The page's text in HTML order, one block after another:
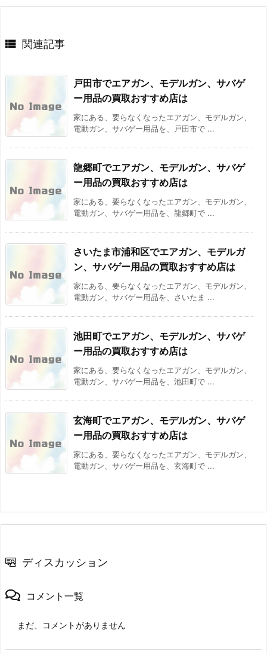
 関連記事
戸田市でエアガン、モデルガン、サバゲ
ー用品の買取おすすめ店は
家にある、要らなくなったエアガン、モデルガン、
電動ガン、サバゲー用品を、戸田市で ...
龍郷町でエアガン、モデルガン、サバゲ
ー用品の買取おすすめ店は
家にある、要らなくなったエアガン、モデルガン、
電動ガン、サバゲー用品を、龍郷町で ...
さいたま市浦和区でエアガン、モデルガ
ン、サバゲー用品の買取おすすめ店は
家にある、要らなくなったエアガン、モデルガン、
電動ガン、サバゲー用品を、さいたま ...
池田町でエアガン、モデルガン、サバゲ
ー用品の買取おすすめ店は
家にある、要らなくなったエアガン、モデルガン、
電動ガン、サバゲー用品を、池田町で ...
玄海町でエアガン、モデルガン、サバゲ
ー用品の買取おすすめ店は
家にある、要らなくなったエアガン、モデルガン、
電動ガン、サバゲー用品を、玄海町で ...
ディスカッション
コメント一覧
まだ、コメントがありません